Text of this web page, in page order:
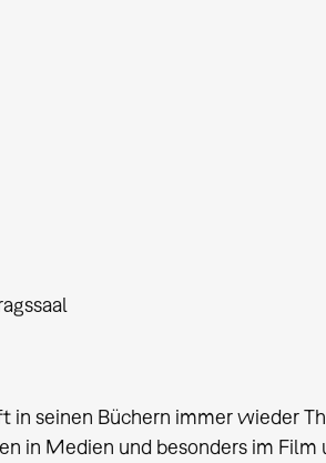
in seinen Büchern immer wieder
in Medien und besonders im Film